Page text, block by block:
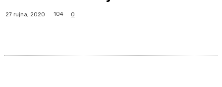
27 rujna, 2020 104 0